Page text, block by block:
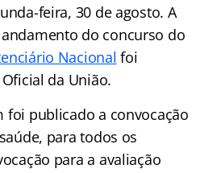
feira, 30 de agosto. A
do concurso do
Nacional foi
da União.
foi publicado a convocação
para todos os
para a avaliação